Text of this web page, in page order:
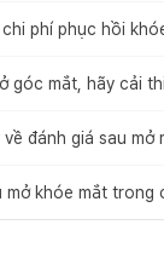
phí phục hồi
góc mắt, hãy cải
đánh giá sau mở
mở khóe mắt trong